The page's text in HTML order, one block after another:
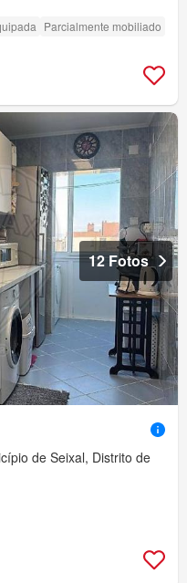
Parcialmente mobiliado
12 Fotos
de Seixal, Distrito de